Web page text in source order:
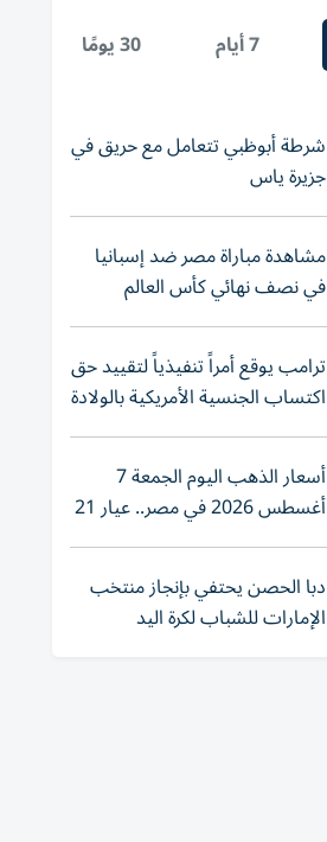
7 أيام 30 يومًا
شرطة أبوظبي تتعامل مع حريق في
جزيرة ياس
مشاهدة مباراة مصر ضد إسبانيا
في نصف نهائي كأس العالم
لناشئات اليد 2026
ترامب يوقع أمراً تنفيذياً لتقييد حق
اكتساب الجنسية الأمريكية بالولادة
أسعار الذهب اليوم الجمعة 7
أغسطس 2026 في مصر.. عيار 21
يقترب من هذا الرقم
دبا الحصن يحتفي بإنجاز منتخب
الإمارات للشباب لكرة اليد